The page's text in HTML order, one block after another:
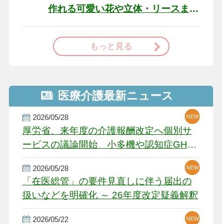
作れる可愛い花や立体・リースま
で
もっと見る
医療介護最新ニュース
2026/05/28
厚労省、来年度の介護報酬改定へ個別サ
ービスの議論開始 小多機や認知症GH、
厳しい経営環境に危機感
NEW
NEW
NEW
2026/05/28
「在医総管」の要件見直しに伴う届出の
扱いなどを明確化 ～ 26年度改定疑義解釈
NEW
NEW
2026/05/22 NEW